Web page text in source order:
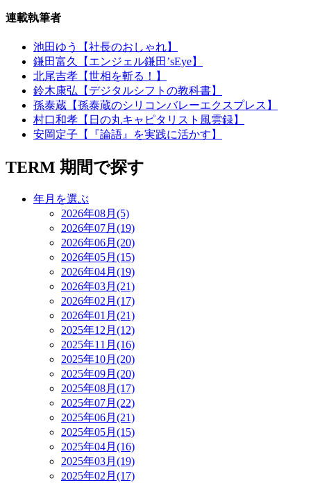
連載執筆者
池田ゆう【社長のおしゃれ】
鎌田富久【エンジェル鎌田’sEye】
北尾吉孝【世相を斬る！】
鈴木康弘【デジタルシフトの教科書】
孫泰蔵【孫泰蔵のシリコンバレーエクスプレス】
村口和孝【日の丸キャピタリスト風雲録】
安岡定子【『論語』を実践に活かす】
TERM 期間で探す
年月を選ぶ
2026年08月(5)
2026年07月(19)
2026年06月(20)
2026年05月(15)
2026年04月(19)
2026年03月(21)
2026年02月(17)
2026年01月(21)
2025年12月(12)
2025年11月(16)
2025年10月(20)
2025年09月(20)
2025年08月(17)
2025年07月(22)
2025年06月(21)
2025年05月(15)
2025年04月(16)
2025年03月(19)
2025年02月(17)